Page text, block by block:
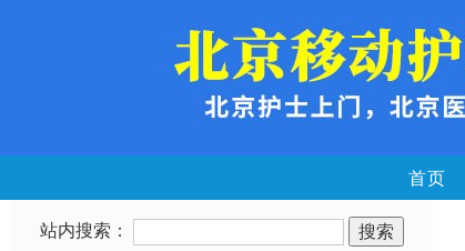
首页
站内搜索：